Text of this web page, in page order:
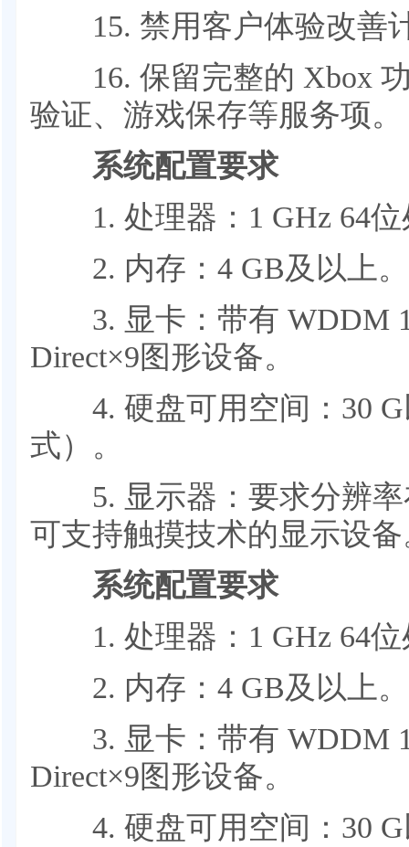
15. 禁用客户体验改善
16. 保留完整的 Xbox 功
验证、游戏保存等服务项。
系统配置要求
1. 处理器：1 GHz 64位
2. 内存：4 GB及以上。
3. 显卡：带有 WDDM
Direct×9图形设备。
4. 硬盘可用空间：30 G
式）。
5. 显示器：要求分辨率
可支持触摸技术的显示设
系统配置要求
1. 处理器：1 GHz 64位
2. 内存：4 GB及以上。
3. 显卡：带有 WDDM
Direct×9图形设备。
4. 硬盘可用空间：30 G